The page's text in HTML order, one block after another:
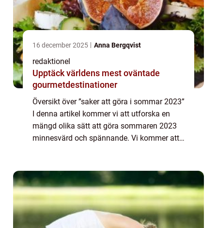
16 december 2025 Anna Bergqvist
redaktionel
Upptäck världens mest oväntade
gourmetdestinationer
Översikt över ”saker att göra i sommar 2023”
I denna artikel kommer vi att utforska en
mängd olika sätt att göra sommaren 2023
minnesvärd och spännande. Vi kommer att